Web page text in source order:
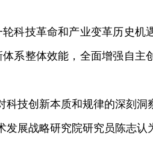
技革命和产业变革历史机
系整体效能，全面增强自主
技创新本质和规律的深刻洞
发展战略研究院研究员陈志